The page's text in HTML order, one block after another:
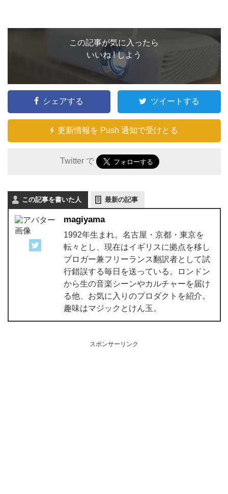
この記事が気に入ったら
いいね ! しよう
シェアする ツイートする
更新情報を Push 通知で受けとる
Twitter で
この記事を書いた人 最新の記事
magiyama
1992年生まれ。名古屋・京都・東京を
転々とし、現在はイギリスに拠点を移し
ブロガー兼フリーランス翻訳者として試
行錯誤する毎日を送っている。ロンドン
から生の音楽シーンやカルチャーを届け
る他、お気に入りのプロダクトを紹介。
趣味はマジックとけん玉。
スポンサーリンク